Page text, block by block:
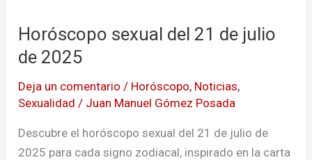
Horóscopo sexual del 21 de julio
de 2025
Deja un comentario / Horóscopo, Noticias,
Sexualidad / Juan Manuel Gómez Posada
Descubre el horóscopo sexual del 21 de julio de
2025 para cada signo zodiacal, inspirado en la carta
del
21
julio
de
2025